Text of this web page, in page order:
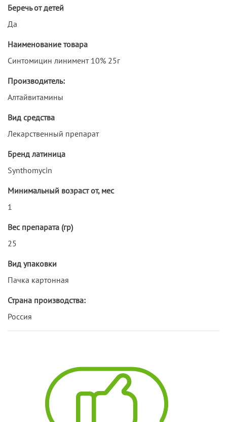
Беречь от детей
Да
Наименование товара
Синтомицин линимент 10% 25г
Производитель:
Алтайвитамины
Вид средства
Лекарственный препарат
Бренд латиница
Synthomycin
Минимальный возраст от, мес
1
Вес препарата (гр)
25
Вид упаковки
Пачка картонная
Страна производства:
Россия